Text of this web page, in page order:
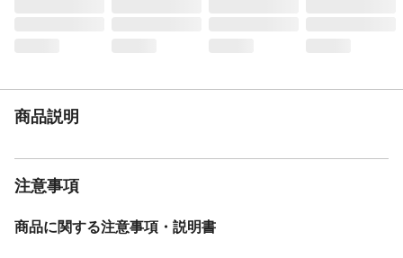
商品説明
注意事項
商品に関する注意事項・説明書